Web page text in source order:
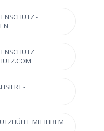
-
-
MIT IHREM